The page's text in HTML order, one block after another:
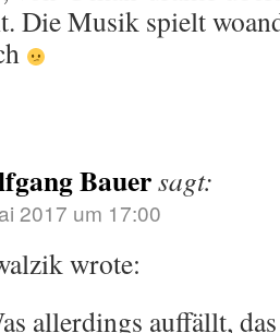
Die Musik spielt
Bauersagt:
2017 um 17:00
wrote:
allerdings auffällt,